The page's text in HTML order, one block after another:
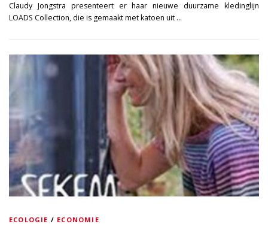
Claudy Jongstra presenteert er haar nieuwe duurzame kledinglijn
LOADS Collection, die is gemaakt met katoen uit …
ECOLOGIE / ECONOMIE